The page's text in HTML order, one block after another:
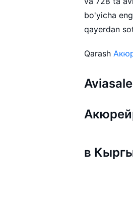
bo'yicha
qayerdan
Qarash
в